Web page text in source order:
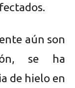
aún son
se ha
de hielo en